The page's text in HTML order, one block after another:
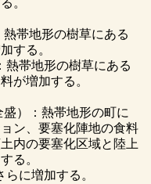
帯地形の樹草にある
する。
熱帯地形の樹草にある
が増加する。
盛）：熱帯地形の町に
ン、要塞化陣地の食料
内の要塞化区域と陸上
る。
に増加する。